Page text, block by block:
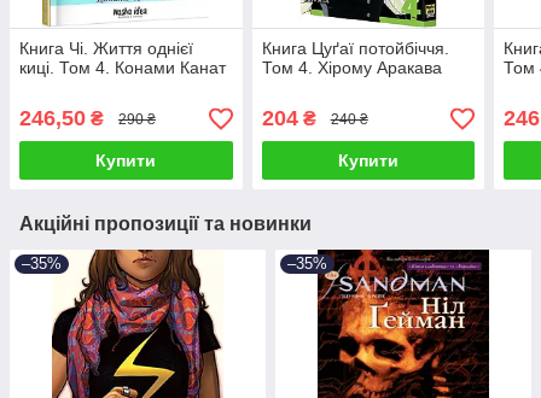
Книга Чі. Життя однієї
киці. Том 4. Конами Канат
246,50 ₴ 290 ₴
Купити
Книга Цуґаї потойбіччя.
Том 4. Хірому Аракава
204₴ 240 ₴
Купити
Том
Акційні пропозиції та новинки
–35% –35%